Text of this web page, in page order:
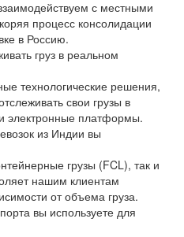
с местными
процесс консолидации
в Россию.
груз в реальном
технологические решения,
свои грузы в
электронные платформы.
из Индии вы
грузы (FCL), так и
нашим клиентам
от объема груза.
вы используете для